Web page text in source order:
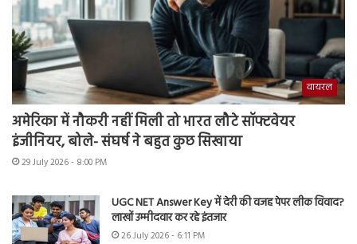
वायरल
अमेरिका में नौकरी नहीं मिली तो भारत लौटे सॉफ्टवेयर
इंजीनियर, बोले- संघर्ष ने बहुत कुछ सिखाया
29 July 2026 - 8:00 PM
UGC NET Answer Key में देरी की वजह पेपर लीक विवाद?
लाखों उम्मीदवार कर रहे इंतजार
26 July 2026 - 6:11 PM